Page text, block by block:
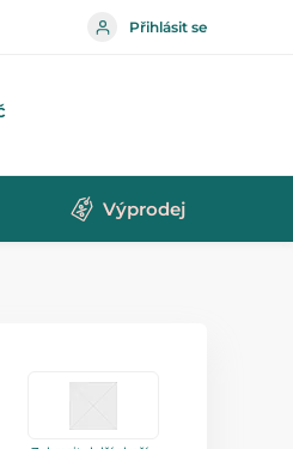
Přihlásit se
Výprodej